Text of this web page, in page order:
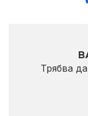
Трябва да